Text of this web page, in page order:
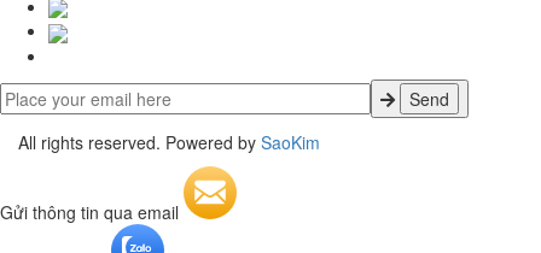
All rights reserved. Powered by SaoKim
Gửi thông tin qua email